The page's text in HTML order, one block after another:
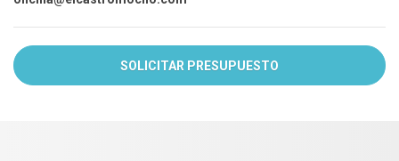
SOLICITAR PRESUPUESTO